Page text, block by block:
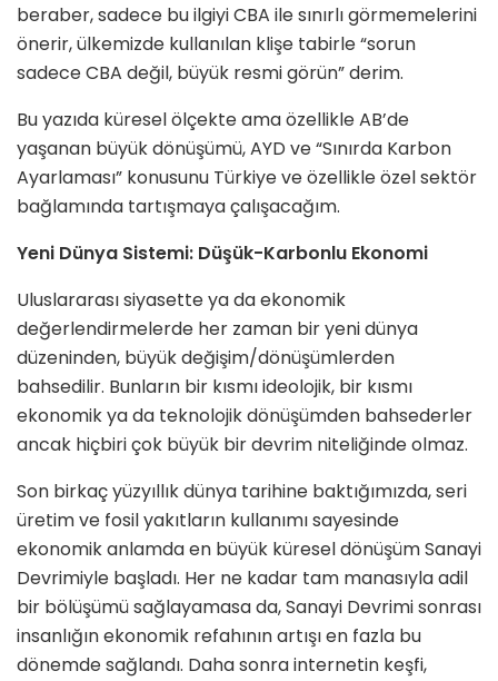
beraber, sadece bu ilgiyi CBA ile sınırlı görmemelerini
önerir, ülkemizde kullanılan klişe tabirle “sorun
sadece CBA değil, büyük resmi görün” derim.
Bu yazıda küresel ölçekte ama özellikle AB’de
yaşanan büyük dönüşümü, AYD ve “Sınırda Karbon
Ayarlaması” konusunu Türkiye ve özellikle özel sektör
bağlamında tartışmaya çalışacağım.
Yeni Dünya Sistemi: Düşük-Karbonlu Ekonomi
Uluslararası siyasette ya da ekonomik
değerlendirmelerde her zaman bir yeni dünya
düzeninden, büyük değişim/dönüşümlerden
bahsedilir. Bunların bir kısmı ideolojik, bir kısmı
ekonomik ya da teknolojik dönüşümden bahsederler
ancak hiçbiri çok büyük bir devrim niteliğinde olmaz.
Son birkaç yüzyıllık dünya tarihine baktığımızda, seri
üretim ve fosil yakıtların kullanımı sayesinde
ekonomik anlamda en büyük küresel dönüşüm Sanayi
Devrimiyle başladı. Her ne kadar tam manasıyla adil
bir bölüşümü sağlayamasa da, Sanayi Devrimi sonrası
insanlığın ekonomik refahının artışı en fazla bu
dönemde sağlandı. Daha sonra internetin keşfi,